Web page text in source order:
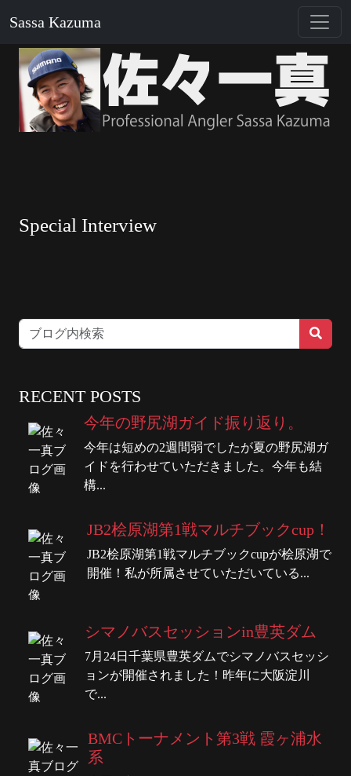
Sassa Kazuma
Special Interview
RECENT POSTS
今年の野尻湖ガイド振り返り。
今年は短めの2週間弱でしたが夏の野尻湖ガ
イドを行わせていただきました。今年も結
構...
JB2桧原湖第1戦マルチブックcup！
JB2桧原湖第1戦マルチブックcupが桧原湖で
開催！私が所属させていただいている...
シマノバスセッションin豊英ダム
7月24日千葉県豊英ダムでシマノバスセッシ
ョンが開催されました！昨年に大阪淀川
で...
BMCトーナメント第3戦 霞ヶ浦水
系